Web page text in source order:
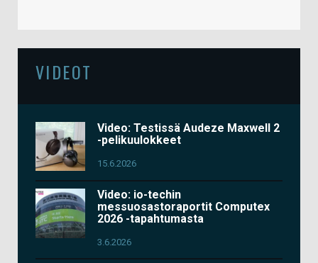
VIDEOT
Video: Testissä Audeze Maxwell 2
-pelikuulokkeet
15.6.2026
Video: io-techin
messuosastoraportit Computex
2026 -tapahtumasta
3.6.2026